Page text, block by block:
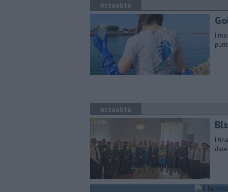
Attualità
I
Attualità
I